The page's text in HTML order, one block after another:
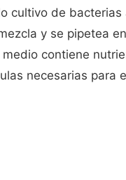
cultivo de bacterias
y se pipetea
contiene
necesarias para